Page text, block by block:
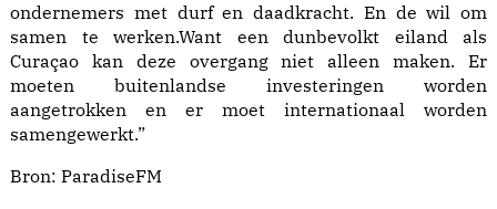
ondernemers met durf en daadkracht. En de wil om
samen te werken.Want een dunbevolkt eiland als
Curaçao kan deze overgang niet alleen maken. Er
moeten buitenlandse investeringen worden
aangetrokken en er moet internationaal worden
samengewerkt.”
Bron: ParadiseFM